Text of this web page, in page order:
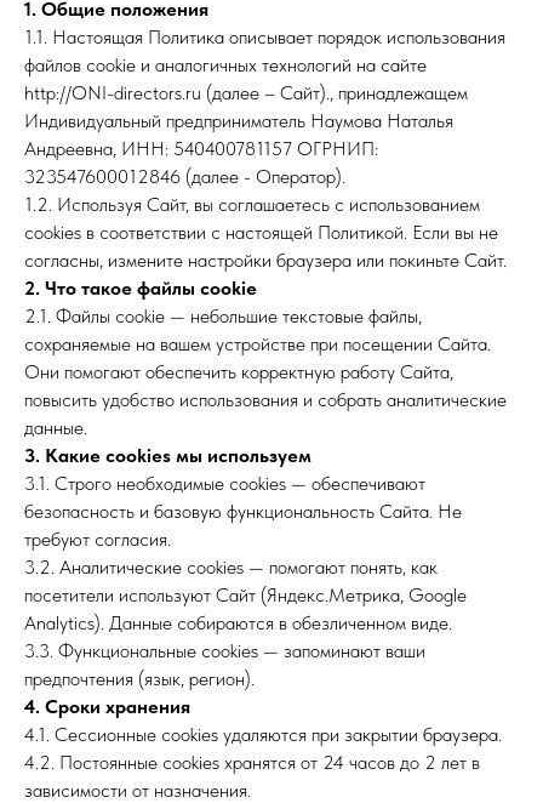
1. Общие положения
1.1. Настоящая Политика описывает порядок использования
файлов cookie и аналогичных технологий на сайте
http://ONI-directors.ru (далее – Сайт)., принадлежащем
Индивидуальный предприниматель Наумова Наталья
Андреевна, ИНН: 540400781157 ОГРНИП:
323547600012846 (далее - Оператор).
1.2. Используя Сайт, вы соглашаетесь с использованием
cookies в соответствии с настоящей Политикой. Если вы не
согласны, измените настройки браузера или покиньте Сайт.
2. Что такое файлы cookie
2.1. Файлы cookie — небольшие текстовые файлы,
сохраняемые на вашем устройстве при посещении Сайта.
Они помогают обеспечить корректную работу Сайта,
повысить удобство использования и собрать аналитические
данные.
3. Какие cookies мы используем
3.1. Строго необходимые cookies — обеспечивают
безопасность и базовую функциональность Сайта. Не
требуют согласия.
3.2. Аналитические cookies — помогают понять, как
посетители используют Сайт (Яндекс.Метрика, Google
Analytics). Данные собираются в обезличенном виде.
3.3. Функциональные cookies — запоминают ваши
предпочтения (язык, регион).
4. Сроки хранения
4.1. Сессионные cookies удаляются при закрытии браузера.
4.2. Постоянные cookies хранятся от 24 часов до 2 лет в
зависимости от назначения.